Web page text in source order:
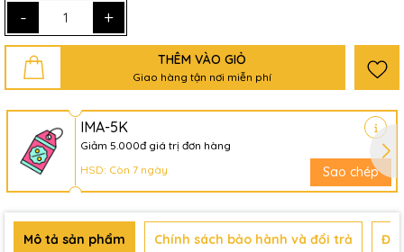
- +
THÊM VÀO GIỎ
Giao hàng tận nơi miễn phí
IMA-5K
Giảm 5.000đ giá trị đơn hàng
HSD: Còn 7 ngày
Sao chép
Mô tả sản phẩm Chính sách bảo hành và đổi trả